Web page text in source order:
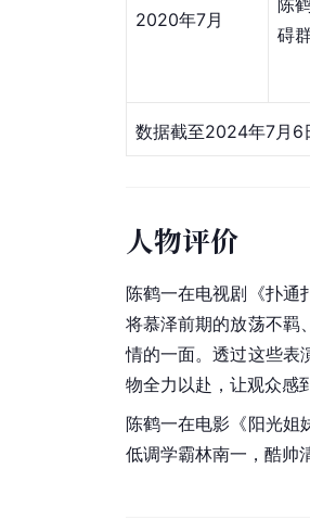
2020年7月
碍
数据截至2024年7月6
人物评价
陈鹤一在电视剧《扑通
将慕泽前期的放荡不羁
情的一面。透过这些表
物全力以赴，让观众感
陈鹤一在电影《阳光姐
低调学霸林南一，酷帅